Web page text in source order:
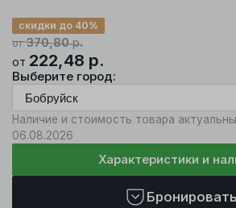
от370,80р.
скидки до 40%
от 222,48 р.
Выберите город:
Наличие и стоимость товара
06.08.2026
Характеристики и
Бронировать